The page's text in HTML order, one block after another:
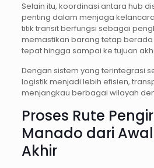
Selain itu, koordinasi antara hub
penting dalam menjaga
titik transit berfungsi sebagai
memastikan barang tetap
tepat hingga sampai ke tujuan
Dengan sistem yang terintegrasi
logistik menjadi lebih efisien,
menjangkau berbagai wilayah
Proses Rute
Manado dari
Akhir